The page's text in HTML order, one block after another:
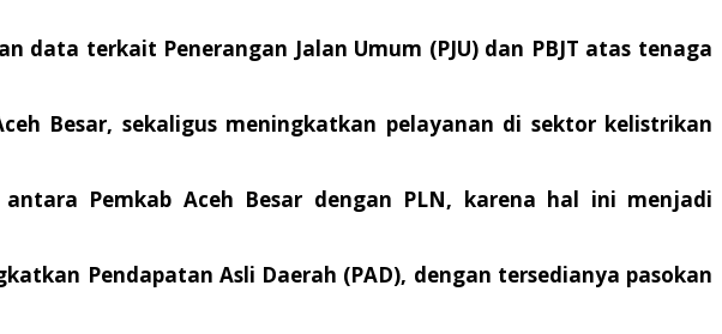
terkait Penerangan Jalan Umum (PJU) dan PBJT atas tenaga
Besar, sekaligus meningkatkan pelayanan di sektor kelistrikan
Pemkab Aceh Besar dengan PLN, karena hal ini menjadi
Pendapatan Asli Daerah (PAD), dengan tersedianya pasokan